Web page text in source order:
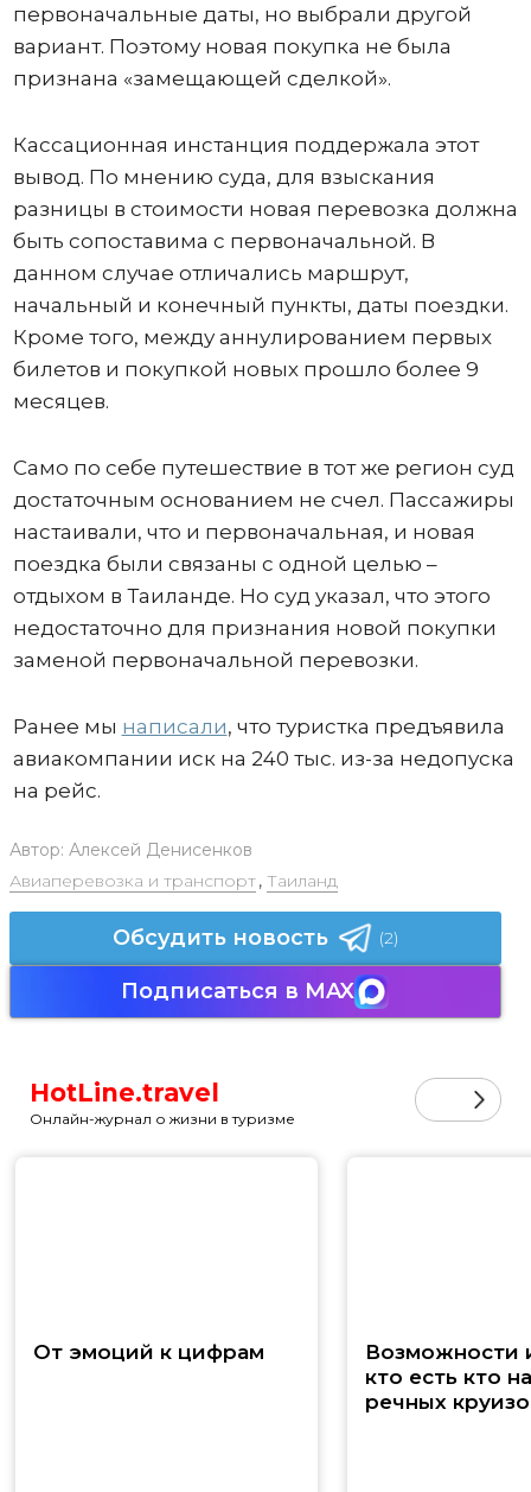
первоначальные даты, но выбрали другой
вариант. Поэтому новая покупка не была
признана «замещающей сделкой».
Кассационная инстанция поддержала этот
вывод. По мнению суда, для взыскания
разницы в стоимости новая перевозка должна
быть сопоставима с первоначальной. В
данном случае отличались маршрут,
начальный и конечный пункты, даты поездки.
Кроме того, между аннулированием первых
билетов и покупкой новых прошло более 9
месяцев.
Само по себе путешествие в тот же регион суд
достаточным основанием не счел. Пассажиры
настаивали, что и первоначальная, и новая
поездка были связаны с одной целью –
отдыхом в Таиланде. Но суд указал, что этого
недостаточно для признания новой покупки
заменой первоначальной перевозки.
Ранее мы написали, что туристка предъявила
авиакомпании иск на 240 тыс. из-за недопуска
на рейс.
Автор: Алексей Денисенков
Авиаперевозка и транспорт, Таиланд
Обсудить новость (2)
Подписаться в MAX
HotLine.travel
Онлайн-журнал о жизни в туризме
От эмоций к цифрам
Возможности
кто есть кто
речных